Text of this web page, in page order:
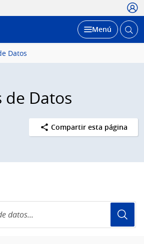
Desplegar
Menú Abrir
Datos
de Datos
Compartir esta página